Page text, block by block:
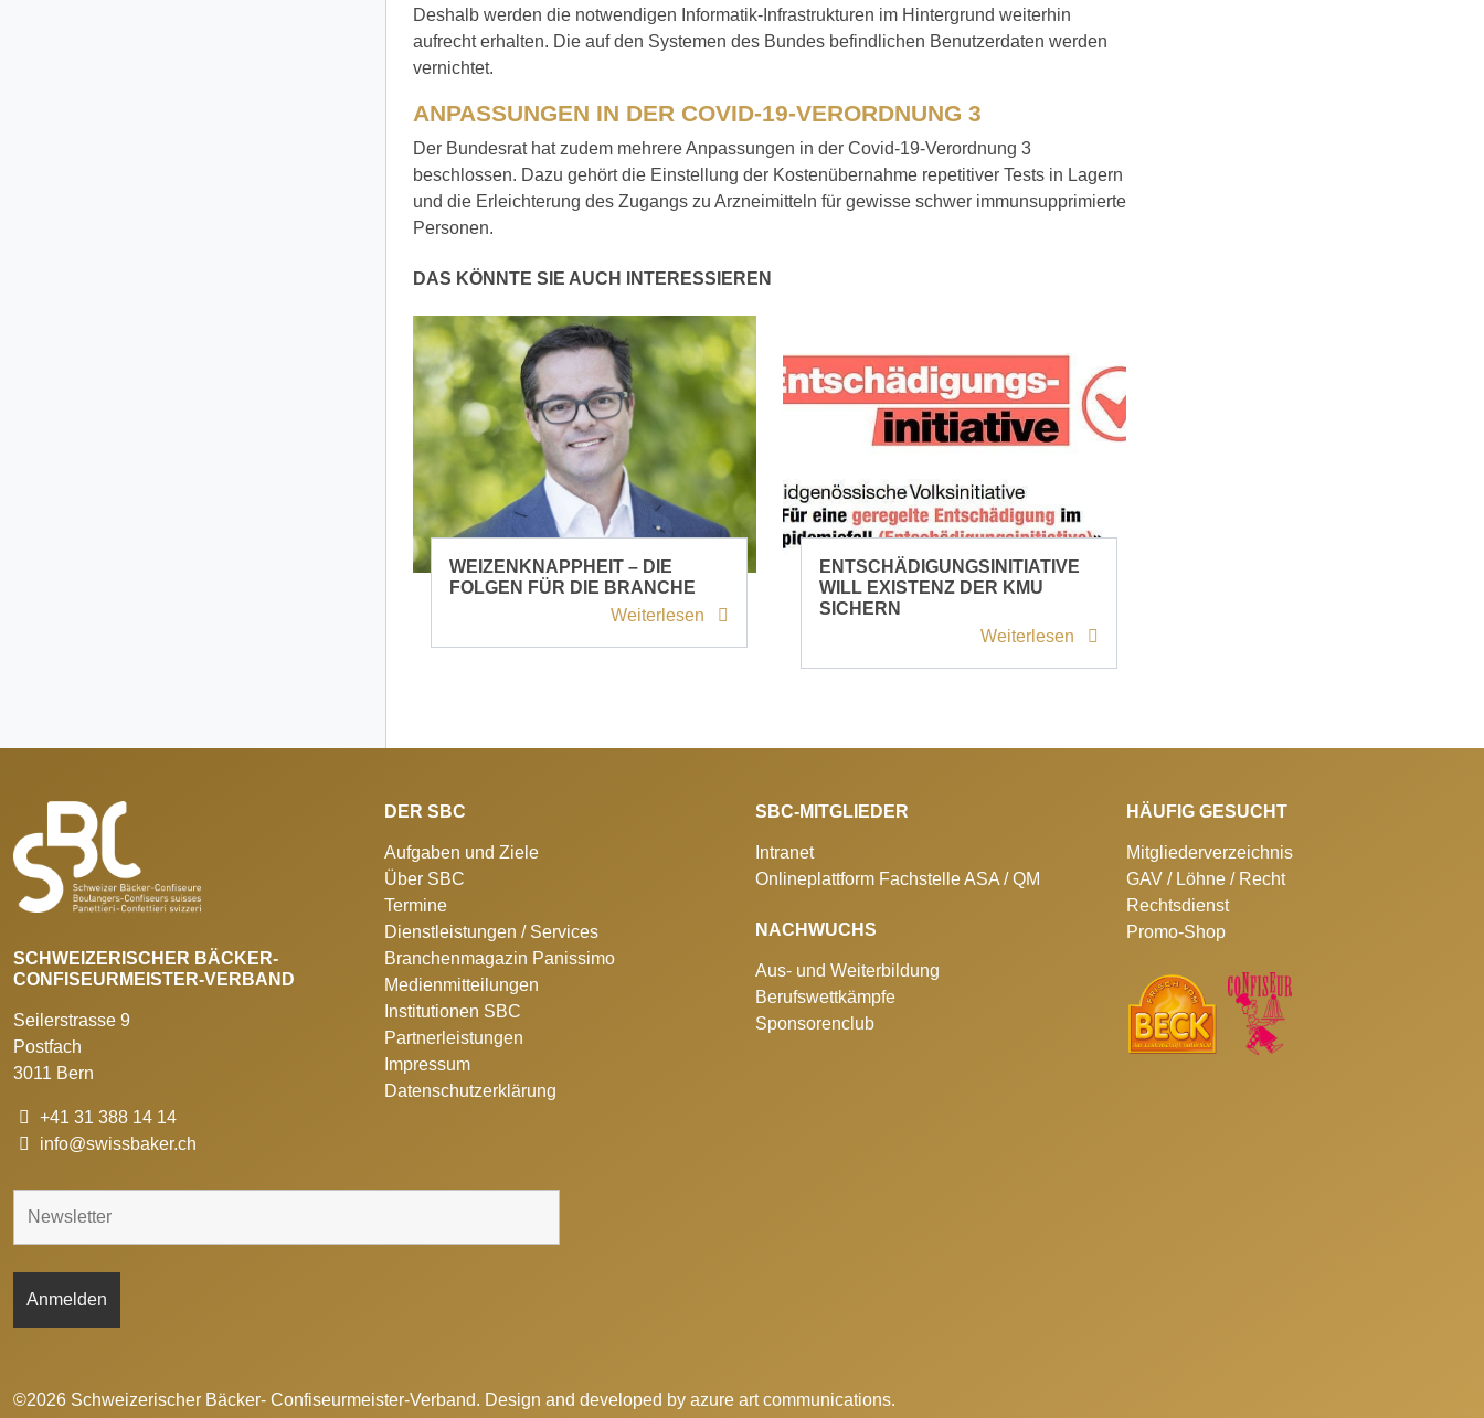
Deshalb werden die notwendigen Informatik-Infrastrukturen im Hintergrund weiterhin
aufrecht erhalten. Die auf den Systemen des Bundes befindlichen Benutzerdaten werden
vernichtet.
ANPASSUNGEN IN DER COVID-19-VERORDNUNG 3
Der Bundesrat hat zudem mehrere Anpassungen in der Covid-19-Verordnung 3
beschlossen. Dazu gehört die Einstellung der Kostenübernahme repetitiver Tests in Lagern
und die Erleichterung des Zugangs zu Arzneimitteln für gewisse schwer immunsupprimierte
Personen.
DAS KÖNNTE SIE AUCH INTERESSIEREN
WEIZENKNAPPHEIT – DIE
FOLGEN FÜR DIE BRANCHE
Weiterlesen
ENTSCHÄDIGUNGSINITIATIVE
WILL EXISTENZ DER KMU
SICHERN
Weiterlesen
SCHWEIZERISCHER BÄCKER-
CONFISEURMEISTER-VERBAND
Seilerstrasse 9
Postfach
3011 Bern
+41 31 388 14 14
info@swissbaker.ch
DER SBC
Aufgaben und Ziele
Über SBC
Termine
Dienstleistungen / Services
Branchenmagazin Panissimo
Medienmitteilungen
Institutionen SBC
Partnerleistungen
Impressum
Datenschutzerklärung
SBC-MITGLIEDER
Intranet
Onlineplattform Fachstelle ASA / QM
NACHWUCHS
Aus- und Weiterbildung
Berufswettkämpfe
Sponsorenclub
HÄUFIG GESUCHT
Mitgliederverzeichnis
GAV / Löhne / Recht
Rechtsdienst
Promo-Shop
©2026 Schweizerischer Bäcker- Confiseurmeister-Verband. Design and developed by azure art communications.